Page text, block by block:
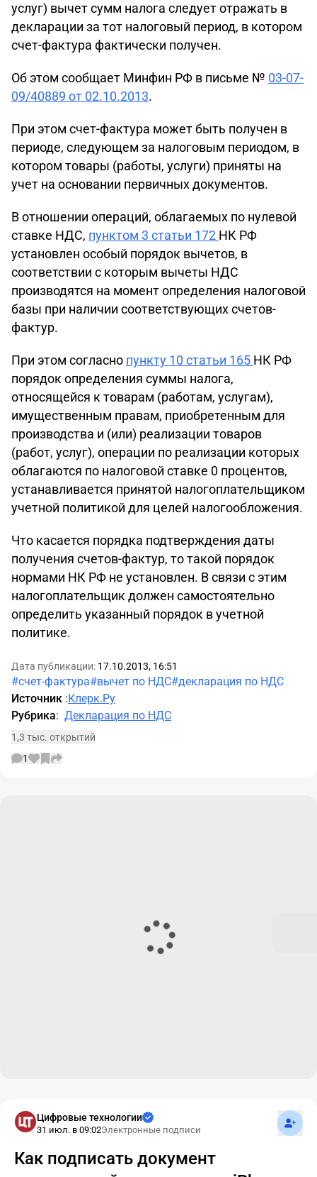
услуг) вычет сумм налога следует отражать в
декларации за тот налоговый период, в котором
счет-фактура фактически получен.
Об этом сообщает Минфин РФ в письме № 03-07-
09/40889 от 02.10.2013.
При этом счет-фактура может быть получен в
периоде, следующем за налоговым периодом, в
котором товары (работы, услуги) приняты на
учет на основании первичных документов.
В отношении операций, облагаемых по нулевой
ставке НДС, пунктом 3 статьи 172 НК РФ
установлен особый порядок вычетов, в
соответствии с которым вычеты НДС
производятся на момент определения налоговой
базы при наличии соответствующих счетов-
фактур.
При этом согласно пункту 10 статьи 165 НК РФ
порядок определения суммы налога,
относящейся к товарам (работам, услугам),
имущественным правам, приобретенным для
производства и (или) реализации товаров
(работ, услуг), операции по реализации которых
облагаются по налоговой ставке 0 процентов,
устанавливается принятой налогоплательщиком
учетной политикой для целей налогообложения.
Что касается порядка подтверждения даты
получения счетов-фактур, то такой порядок
нормами НК РФ не установлен. В связи с этим
налогоплательщик должен самостоятельно
определить указанный порядок в учетной
политике.
Дата публикации: 17.10.2013, 16:51
#счет-фактура#вычет по НДС#декларация по НДС
Источник :Клерк.Ру
Рубрика: Декларация по НДС
1,3 тыс. открытий
1
Цифровые технологии
31 июл. в 09:02Электронные подписи
Как подписать документ